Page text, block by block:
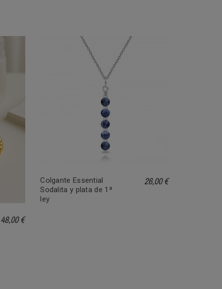
48,00 €
Colgante Essential
Sodalita y plata de 1ª
ley
26,00 €